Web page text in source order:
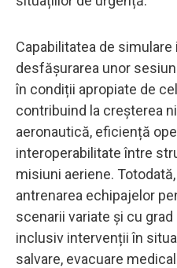
Capabilitatea de
desfășurarea unor
în condiții apropiate de
contribuind la creșterea
aeronautică, eficiență
interoperabilitate între
misiuni aeriene.
antrenarea echipajelor
scenarii variate și cu
inclusiv intervenții în
salvare, evacuare